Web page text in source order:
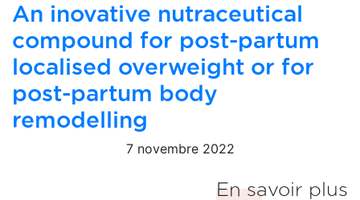
An inovative nutraceutical
compound for post-partum
localised overweight or for
post-partum body
remodelling
7 novembre 2022
En savoir plus